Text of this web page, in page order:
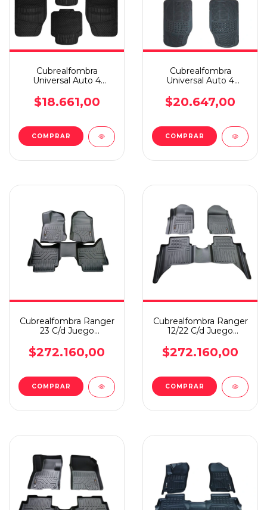
Cubrealfombra
Universal Auto 4
$18.661,00
Cubrealfombra
Universal Auto 4
$20.647,00
Cubrealfombra Ranger
23 C/d Juego
$272.160,00
Cubrealfombra Ranger
12/22 C/d Juego
$272.160,00